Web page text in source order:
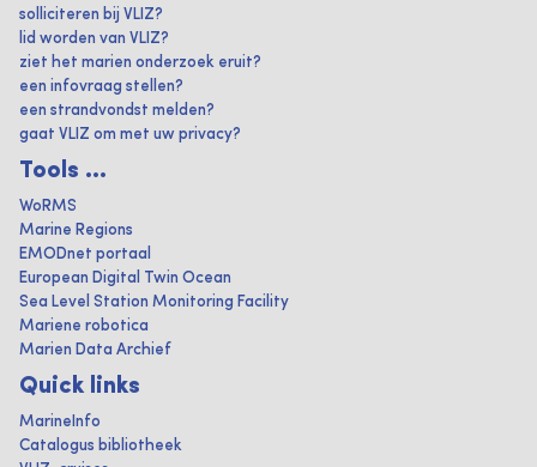
solliciteren bij VLIZ?
lid worden van VLIZ?
ziet het marien onderzoek eruit?
een infovraag stellen?
een strandvondst melden?
gaat VLIZ om met uw privacy?
Tools ...
WoRMS
Marine Regions
EMODnet portaal
European Digital Twin Ocean
Sea Level Station Monitoring Facility
Mariene robotica
Marien Data Archief
Quick links
MarineInfo
Catalogus bibliotheek